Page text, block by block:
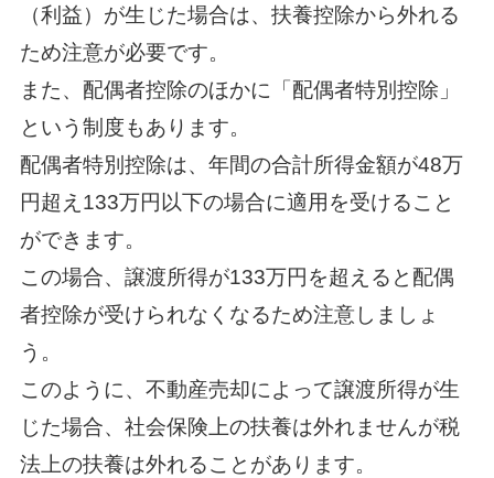
（利益）が生じた場合は、扶養控除から外れる
ため注意が必要です。
また、配偶者控除のほかに「配偶者特別控除」
という制度もあります。
配偶者特別控除は、年間の合計所得金額が48万
円超え133万円以下の場合に適用を受けること
ができます。
この場合、譲渡所得が133万円を超えると配偶
者控除が受けられなくなるため注意しましょ
う。
このように、不動産売却によって譲渡所得が生
じた場合、社会保険上の扶養は外れませんが税
法上の扶養は外れることがあります。